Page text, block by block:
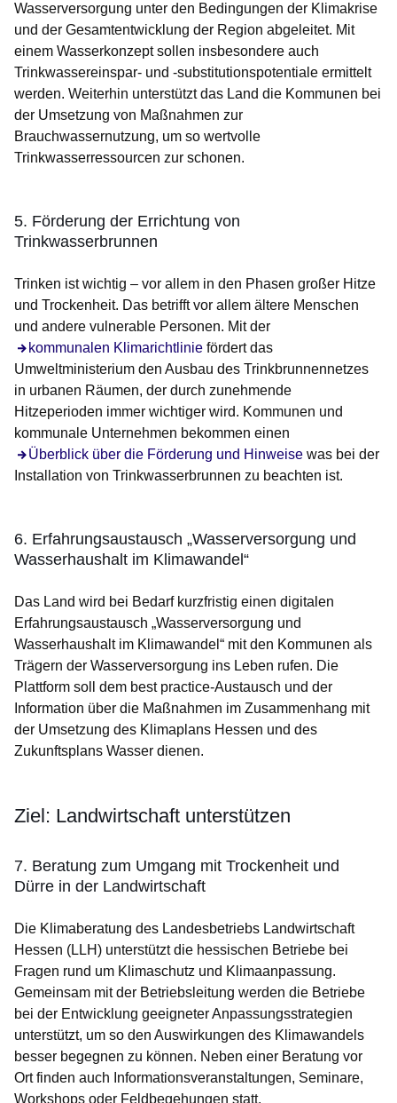
Wasserversorgung unter den Bedingungen der Klimakrise
und der Gesamtentwicklung der Region abgeleitet. Mit
einem Wasserkonzept sollen insbesondere auch
Trinkwassereinspar- und -substitutionspotentiale ermittelt
werden. Weiterhin unterstützt das Land die Kommunen bei
der Umsetzung von Maßnahmen zur
Brauchwassernutzung, um so wertvolle
Trinkwasserressourcen zur schonen.
5. Förderung der Errichtung von
Trinkwasserbrunnen
Trinken ist wichtig – vor allem in den Phasen großer Hitze
und Trockenheit. Das betrifft vor allem ältere Menschen
und andere vulnerable Personen. Mit der
kommunalen Klimarichtlinie fördert das
Umweltministerium den Ausbau des Trinkbrunnennetzes
in urbanen Räumen, der durch zunehmende
Hitzeperioden immer wichtiger wird. Kommunen und
kommunale Unternehmen bekommen einen
Überblick über die Förderung und Hinweise was bei der
Installation von Trinkwasserbrunnen zu beachten ist.
6. Erfahrungsaustausch „Wasserversorgung und
Wasserhaushalt im Klimawandel“
Das Land wird bei Bedarf kurzfristig einen digitalen
Erfahrungsaustausch „Wasserversorgung und
Wasserhaushalt im Klimawandel“ mit den Kommunen als
Trägern der Wasserversorgung ins Leben rufen. Die
Plattform soll dem best practice-Austausch und der
Information über die Maßnahmen im Zusammenhang mit
der Umsetzung des Klimaplans Hessen und des
Zukunftsplans Wasser dienen.
Ziel: Landwirtschaft unterstützen
7. Beratung zum Umgang mit Trockenheit und
Dürre in der Landwirtschaft
Die Klimaberatung des Landesbetriebs Landwirtschaft
Hessen (LLH) unterstützt die hessischen Betriebe bei
Fragen rund um Klimaschutz und Klimaanpassung.
Gemeinsam mit der Betriebsleitung werden die Betriebe
bei der Entwicklung geeigneter Anpassungsstrategien
unterstützt, um so den Auswirkungen des Klimawandels
besser begegnen zu können. Neben einer Beratung vor
Ort finden auch Informationsveranstaltungen, Seminare,
Workshops oder Feldbegehungen statt.